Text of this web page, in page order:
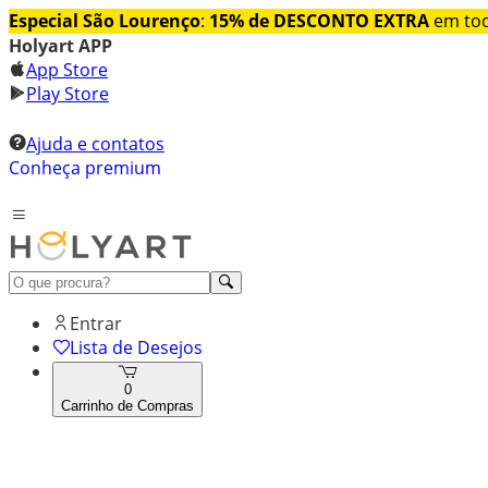
Especial São Lourenço: 15% de DESCONTO EXTRA em
Holyart APP
App Store
Play Store
Ajuda e contatos
Conheça premium
Entrar
Lista de Desejos
0
Carrinho de Compras